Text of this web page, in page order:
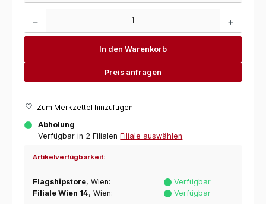
In den Warenkorb
Preis anfragen
Zum Merkzettel hinzufügen
Abholung
Verfügbar in 2 Filialen Filiale auswählen
Artikelverfügbarkeit:
Flagshipstore, Wien:
Verfügbar
Filiale Wien 14, Wien: Verfügbar